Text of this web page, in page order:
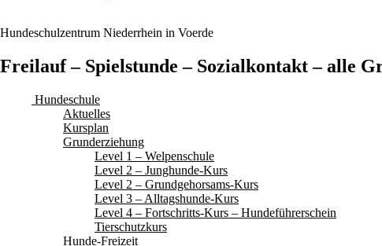
Hundeschulzentrum Niederrhein in Voerde
Freilauf – Spielstunde – Sozialkontakt – alle
Hundeschule
Aktuelles
Kursplan
Grunderziehung
Level 1 – Welpenschule
Level 2 – Junghunde-Kurs
Level 2 – Grundgehorsams-Kurs
Level 3 – Alltagshunde-Kurs
Level 4 – Fortschritts-Kurs – Hundeführerschein
Tierschutzkurs
Hunde-Freizeit